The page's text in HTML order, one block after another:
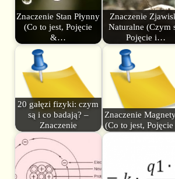
Znaczenie Stan Płynny
(Co to jest, Pojęcie
&…
Znaczenie
Naturalne (Czym
Pojęcie i…
20 gałęzi fizyki: czym
są i co badają? –
Znaczenie
Znaczenie
(Co to jest,